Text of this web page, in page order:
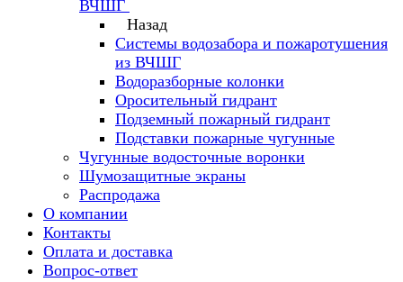
ВЧШГ
Назад
Системы водозабора и пожаротушения
из ВЧШГ
Водоразборные колонки
Оросительный гидрант
Подземный пожарный гидрант
Подставки пожарные чугунные
Чугунные водосточные воронки
Шумозащитные экраны
Распродажа
О компании
Контакты
Оплата и доставка
Вопрос-ответ